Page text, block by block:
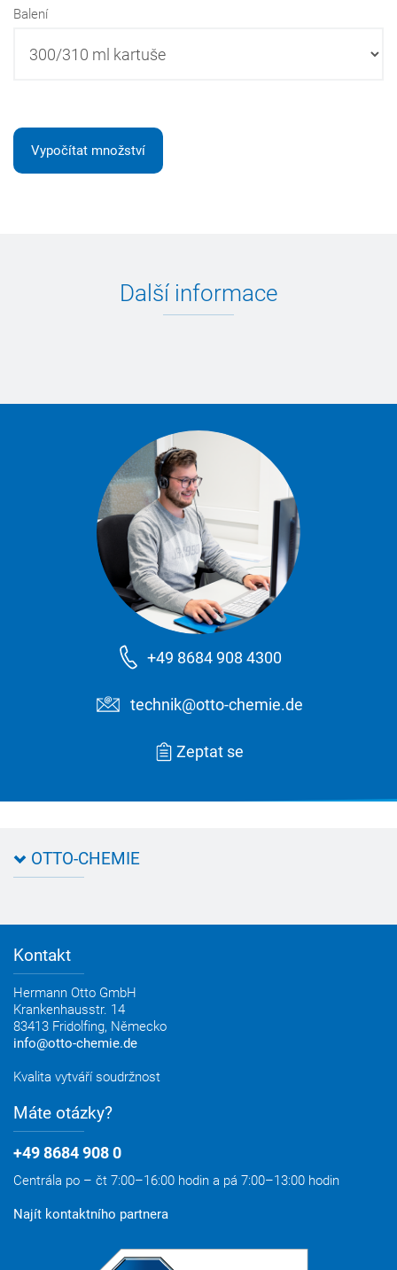
Balení
Vypočítat množství
Další informace
+49 8684 908 4300
technik@otto-chemie.de
Zeptat se
OTTO-CHEMIE
Příjezd
Kontakt
Hermann Otto GmbH
Krankenhausstr. 14
83413 Fridolfing, Německo
info@otto-chemie.de
Kvalita vytváří soudržnost
Máte otázky?
+49 8684 908 0
Centrála po – čt 7:00–16:00 hodin a pá 7:00–13:00 hodin
Najít kontaktního partnera